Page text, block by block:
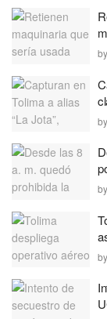
by
by
by
by